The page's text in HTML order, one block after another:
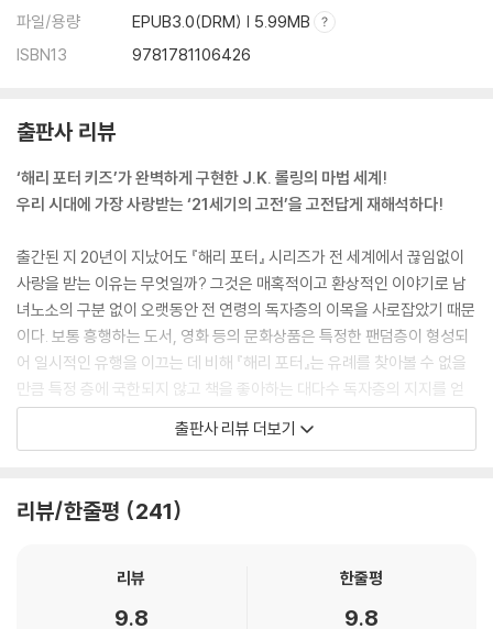
파일/용량
EPUB3.0(DRM) | 5.99MB
ISBN13
9781781106426
출판사 리뷰
‘해리 포터 키즈’가 완벽하게 구현한 J.K. 롤링의 마법 세계!
우리 시대에 가장 사랑받는 ‘21세기의 고전’을 고전답게 재해석하다!
출간된 지 20년이 지났어도 『해리 포터』 시리즈가 전 세계에서 끊임없이
사랑을 받는 이유는 무엇일까? 그것은 매혹적이고 환상적인 이야기로 남
녀노소의 구분 없이 오랫동안 전 연령의 독자층의 이목을 사로잡았기 때문
이다. 보통 흥행하는 도서, 영화 등의 문화상품은 특정한 팬덤층이 형성되
어 일시적인 유행을 이끄는 데 비해 『해리 포터』는 유례를 찾아볼 수 없을
만큼 특정 층에 국한되지 않고 책을 좋아하는 대다수 독자층의 지지를 얻
고 있다. 이러한 현상이 20년 동안 지속되다 보니, 청소년 시절 『해리 포
터』를 경험했던 1세대들이 부모 세대가 되어 자녀에게 소개시켜주면서 시
20주년에 맞춰 다음 세대를 위해 새롭게 번역 작업을 한 강동혁 역자 또한
즐거움에 그치지 않고 직접 포털사이트에 ‘호그와트 마법학교’라는 카페를
출판사 리뷰 더보기
리뷰/한줄평 241
리뷰
9.8
한줄평
9.8